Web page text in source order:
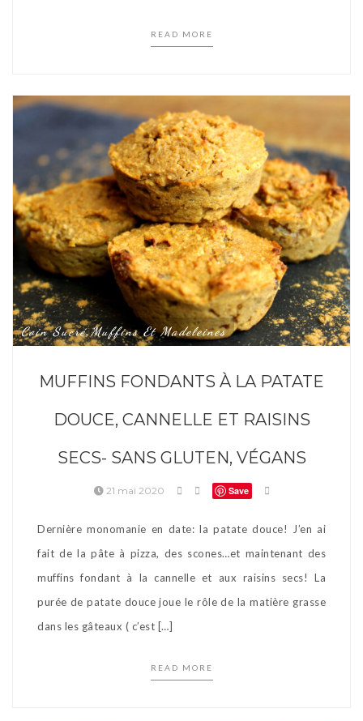
READ MORE
Coin Sucré,Muffins Et Madeleines
MUFFINS FONDANTS À LA PATATE
DOUCE, CANNELLE ET RAISINS
SECS- SANS GLUTEN, VÉGANS
21 mai 2020 Save
Dernière monomanie en date: la patate douce! J’en ai
fait de la pâte à pizza, des scones…et maintenant des
muffins fondant à la cannelle et aux raisins secs! La
purée de patate douce joue le rôle de la matière grasse
dans les gâteaux ( c’est […]
READ MORE